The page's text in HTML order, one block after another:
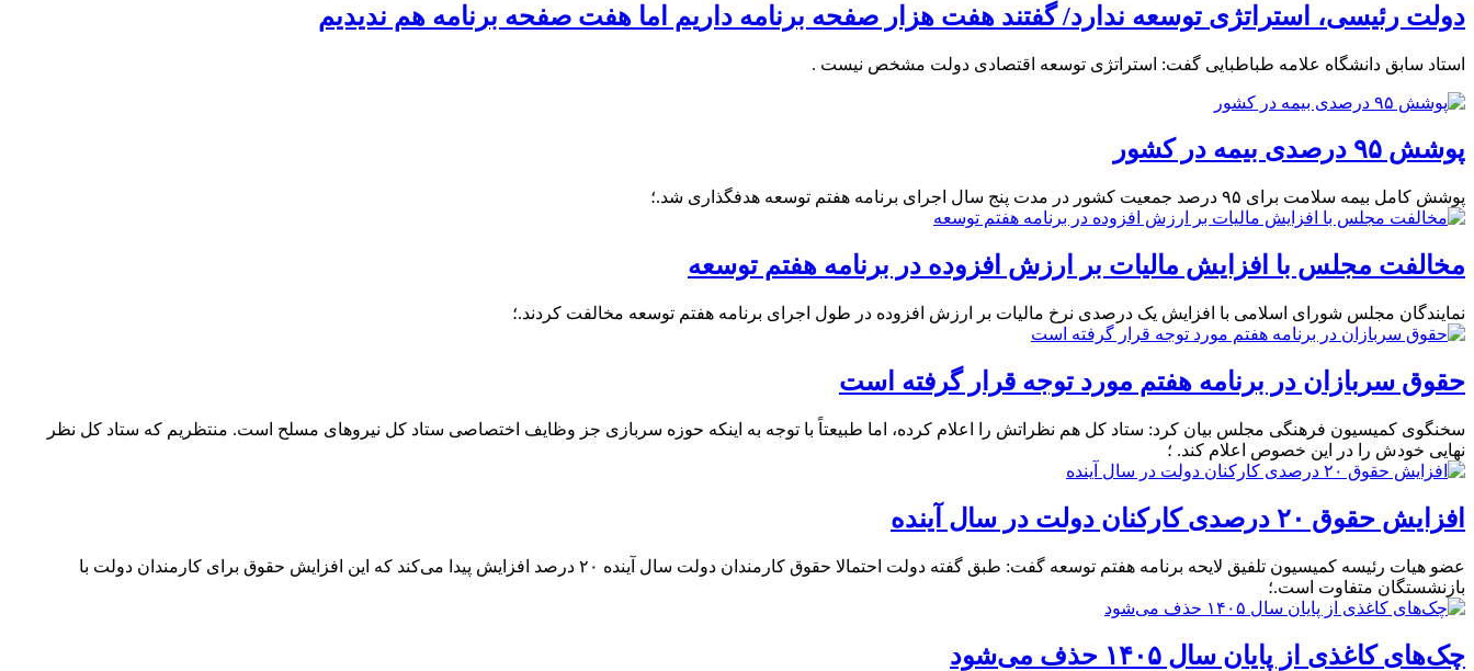
دولت رئیسی، استراتژی توسعه ندارد/ گفتند هفت هزار صفحه برنامه داریم اما هفت صفحه برنامه هم ندیدیم
استاد سابق دانشگاه علامه طباطبایی گفت: استراتژی توسعه اقتصادی دولت مشخص نیست .
پوشش ۹۵ درصدی بیمه در کشور
پوشش کامل بیمه سلامت برای ۹۵ درصد جمعیت کشور در مدت پنج سال اجرای برنامه هفتم توسعه هدفگذاری شد.؛
مخالفت مجلس با افزایش مالیات بر ارزش افزوده در برنامه هفتم توسعه
نمایندگان مجلس شورای اسلامی با افزایش یک درصدی نرخ مالیات بر ارزش افزوده در طول اجرای برنامه هفتم توسعه مخالفت کردند.؛
حقوق سربازان در برنامه هفتم مورد توجه قرار گرفته است
سخنگوی کمیسیون فرهنگی مجلس بیان کرد: ستاد کل هم نظراتش را اعلام کرده، اما طبیعتاً با توجه به اینکه حوزه سربازی جز وظایف اختصاصی ستاد کل نیروهای مسلح است. منتظریم که ستاد کل نظر
نهایی خودش را در این خصوص اعلام کند. ؛
افزایش حقوق ۲۰ درصدی کارکنان دولت در سال آینده
عضو هیات رئیسه کمیسیون تلفیق لایحه برنامه هفتم توسعه گفت: طبق گفته دولت احتمالا حقوق کارمندان دولت سال آینده ۲۰ درصد افزایش پیدا می‌کند که این افزایش حقوق برای کارمندان دولت با
بازنشستگان متفاوت است.؛
چک‌های کاغذی از پایان سال ۱۴۰۵ حذف می‌شود